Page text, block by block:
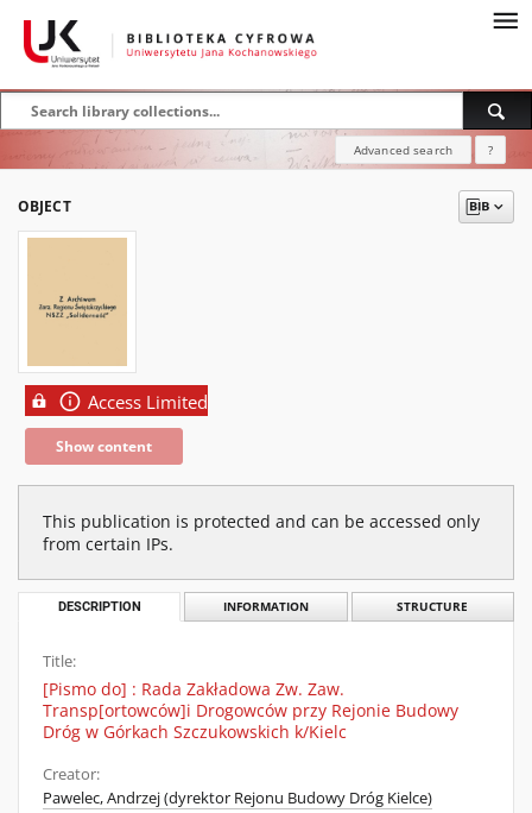
Advanced search ?
OBJECT
Access Limited
Show content
This publication is protected and can be accessed only
from certain IPs.
DESCRIPTION INFORMATION STRUCTURE
Title:
[Pismo do] : Rada Zakładowa Zw. Zaw.
Transp[ortowców]i Drogowców przy Rejonie Budowy
Dróg w Górkach Szczukowskich k/Kielc
Creator:
Pawelec, Andrzej (dyrektor Rejonu Budowy Dróg Kielce)